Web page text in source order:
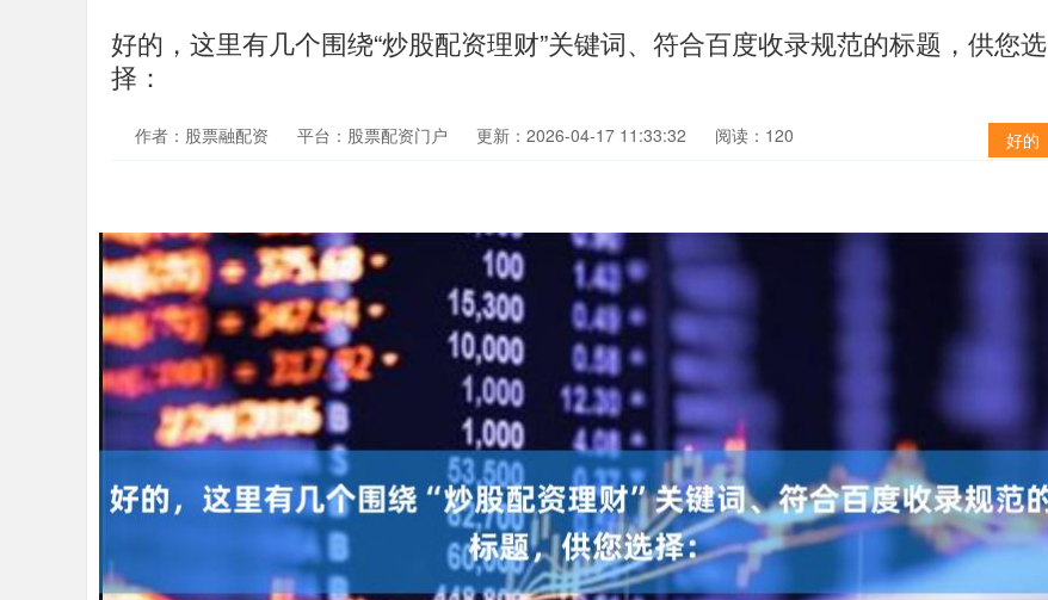
好的，这里有几个围绕“炒股配资理财”关键词、符合百度收录规范的标题，供您选
择：
好的
作者：股票融配资 平台：股票配资门户 更新：2026-04-17 11:33:32 阅读：120